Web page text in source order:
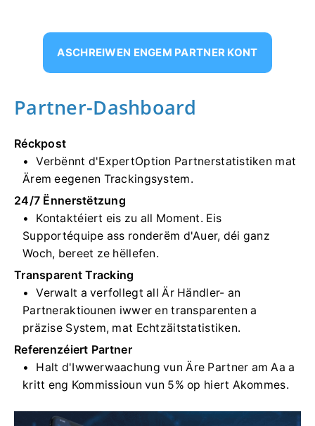
ASCHREIWEN ENGEM PARTNER KONT
Partner-Dashboard
Réckpost
Verbënnt d'ExpertOption Partnerstatistiken mat
Ärem eegenen Trackingsystem.
24/7 Ënnerstëtzung
Kontaktéiert eis zu all Moment. Eis
Supportéquipe ass ronderëm d'Auer, déi ganz
Woch, bereet ze hëllefen.
Transparent Tracking
Verwalt a verfollegt all Är Händler- an
Partneraktiounen iwwer en transparenten a
präzise System, mat Echtzäitstatistiken.
Referenzéiert Partner
Halt d'Iwwerwaachung vun Äre Partner am Aa a
kritt eng Kommissioun vun 5% op hiert Akommes.